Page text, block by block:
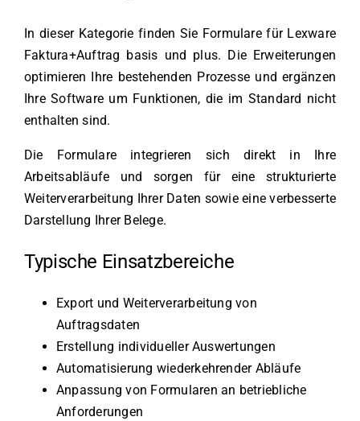
In dieser Kategorie finden Sie Formulare für Lexware
Faktura+Auftrag basis und plus. Die Erweiterungen
optimieren Ihre bestehenden Prozesse und ergänzen
Ihre Software um Funktionen, die im Standard nicht
enthalten sind.
Die Formulare integrieren sich direkt in Ihre
Arbeitsabläufe und sorgen für eine strukturierte
Weiterverarbeitung Ihrer Daten sowie eine verbesserte
Darstellung Ihrer Belege.
Typische Einsatzbereiche
Export und Weiterverarbeitung von
Auftragsdaten
Erstellung individueller Auswertungen
Automatisierung wiederkehrender Abläufe
Anpassung von Formularen an betriebliche
Anforderungen